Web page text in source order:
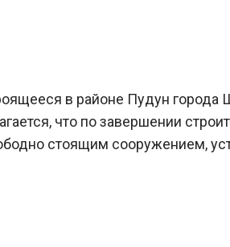
в районе Пудун города
что по завершении
стоящим сооружением,